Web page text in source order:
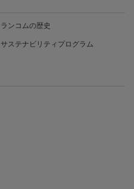
ランコムの歴史
サステナビリティプログラム